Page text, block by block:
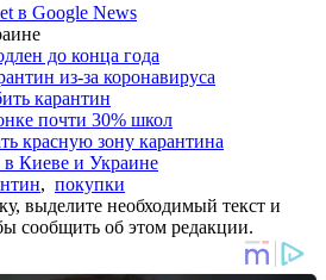
в Google News
до конца года
из-за коронавируса
карантин
почти 30% школ
красную зону карантина
Киеве и Украине
, покупки
выделите необходимый текст и
сообщить об этом редакции.